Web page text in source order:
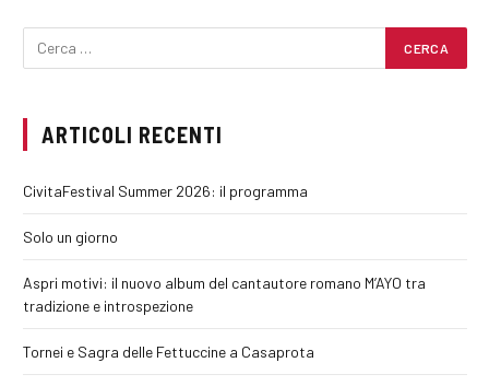
ARTICOLI RECENTI
CivitaFestival Summer 2026: il programma
Solo un giorno
Aspri motivi: il nuovo album del cantautore romano M’AYO tra
tradizione e introspezione
Tornei e Sagra delle Fettuccine a Casaprota